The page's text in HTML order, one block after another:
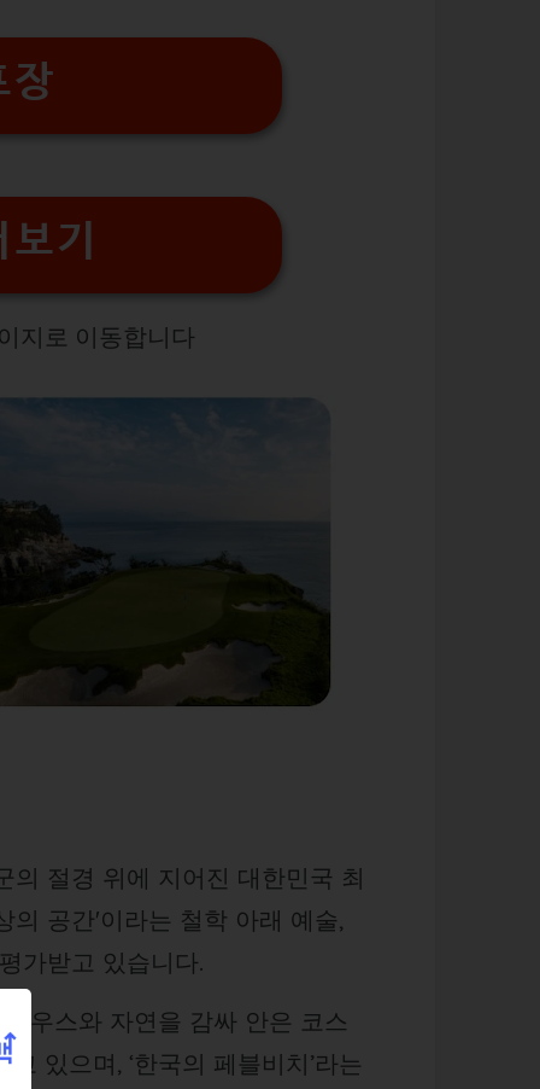
장
기
지로 이동합니다
의 절경 위에 지어진 대한민국 최
공간'이라는 철학 아래 예술,
가받고 있습니다.
우스와 자연을 감싸 안은 코스
있으며, ‘한국의 페블비치’라는